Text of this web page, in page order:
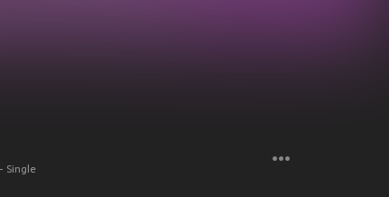
Single